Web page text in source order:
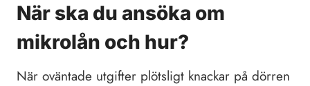
När ska du ansöka om
mikrolån och hur?
När oväntade utgifter plötsligt knackar på dörren